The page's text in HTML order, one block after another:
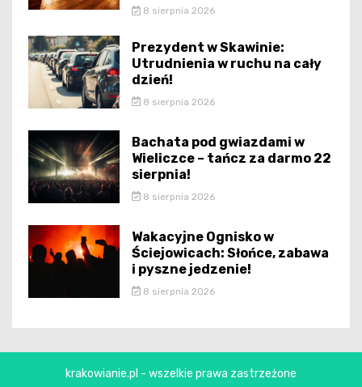
8 sierpnia 2026
Prezydent w Skawinie:
Utrudnienia w ruchu na cały
dzień!
8 sierpnia 2026
Bachata pod gwiazdami w
Wieliczce – tańcz za darmo 22
sierpnia!
8 sierpnia 2026
Wakacyjne Ognisko w
Ściejowicach: Słońce, zabawa
i pyszne jedzenie!
8 sierpnia 2026
krakowianie.pl - wszelkie prawa zastrzeżone